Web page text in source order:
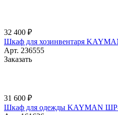
32 400 ₽
Шкаф для хозинвентаря
Арт. 236555
Заказать
31 600 ₽
Шкаф для одежды KAYMAN